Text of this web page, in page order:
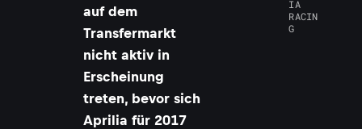
auf dem
Transfermarkt
nicht aktiv in
Erscheinung
treten, bevor sich
Aprilia für 2017
IA
RACIN
G